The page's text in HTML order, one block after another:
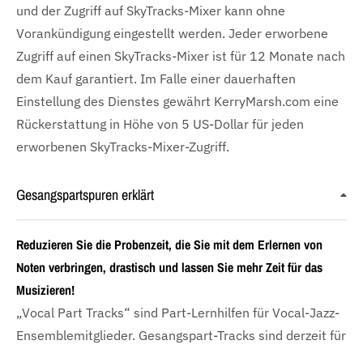
und der Zugriff auf SkyTracks-Mixer kann ohne
Vorankündigung eingestellt werden. Jeder erworbene
Zugriff auf einen SkyTracks-Mixer ist für 12 Monate nach
dem Kauf garantiert. Im Falle einer dauerhaften
Einstellung des Dienstes gewährt KerryMarsh.com eine
Rückerstattung in Höhe von 5 US-Dollar für jeden
erworbenen SkyTracks-Mixer-Zugriff.
Gesangspartspuren erklärt
Reduzieren Sie die Probenzeit, die Sie mit dem Erlernen von
Noten verbringen, drastisch und lassen Sie mehr Zeit für das
Musizieren!
„Vocal Part Tracks“ sind Part-Lernhilfen für Vocal-Jazz-
Ensemblemitglieder. Gesangspart-Tracks sind derzeit für